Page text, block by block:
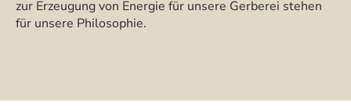
zur Erzeugung von Energie für unsere Gerberei stehen
für unsere Philosophie.